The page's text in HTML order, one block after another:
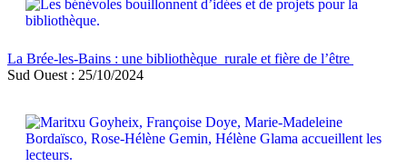
La Brée-les-Bains : une bibliothèque rurale et fière de l’être
Sud Ouest : 25/10/2024